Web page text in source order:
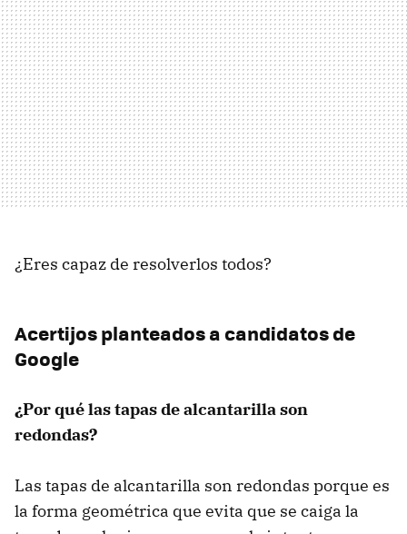
¿Eres capaz de resolverlos todos?
Acertijos planteados a candidatos de
Google
¿Por qué las tapas de alcantarilla son
redondas?
Las tapas de alcantarilla son redondas porque es
la forma geométrica que evita que se caiga la